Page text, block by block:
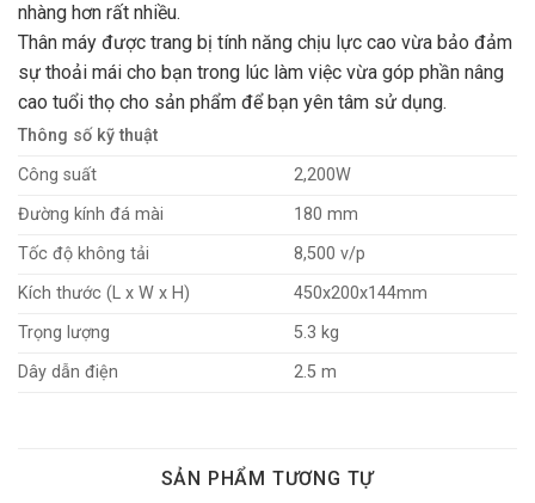
nhàng hơn rất nhiều.
Thân máy được trang bị tính năng chịu lực cao vừa bảo đảm
sự thoải mái cho bạn trong lúc làm việc vừa góp phần nâng
cao tuổi thọ cho sản phẩm để bạn yên tâm sử dụng.
Thông số kỹ thuật
Công suất
2,200W
Đường kính đá mài
180 mm
Tốc độ không tải
8,500 v/p
Kích thước (L x W x H)
450x200x144mm
Trọng lượng
5.3 kg
Dây dẫn điện
2.5 m
SẢN PHẨM TƯƠNG TỰ